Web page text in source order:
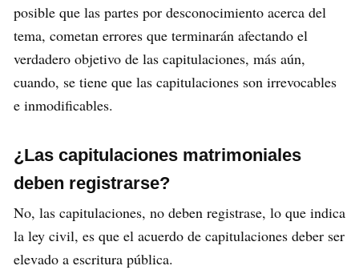
posible que las partes por desconocimiento acerca del
tema, cometan errores que terminarán afectando el
verdadero objetivo de las capitulaciones, más aún,
cuando, se tiene que las capitulaciones son irrevocables
e inmodificables.
¿Las capitulaciones matrimoniales
deben registrarse?
No, las capitulaciones, no deben registrase, lo que indica
la ley civil, es que el acuerdo de capitulaciones deber ser
elevado a escritura pública.